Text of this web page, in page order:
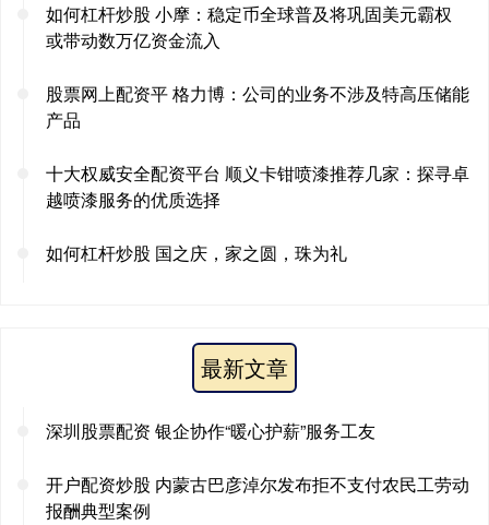
如何杠杆炒股 小摩：稳定币全球普及将巩固美元霸权
或带动数万亿资金流入
股票网上配资平 格力博：公司的业务不涉及特高压储能
产品
十大权威安全配资平台 顺义卡钳喷漆推荐几家：探寻卓
越喷漆服务的优质选择
如何杠杆炒股 国之庆，家之圆，珠为礼
最新文章
深圳股票配资 银企协作“暖心护薪”服务工友
开户配资炒股 内蒙古巴彦淖尔发布拒不支付农民工劳动
报酬典型案例